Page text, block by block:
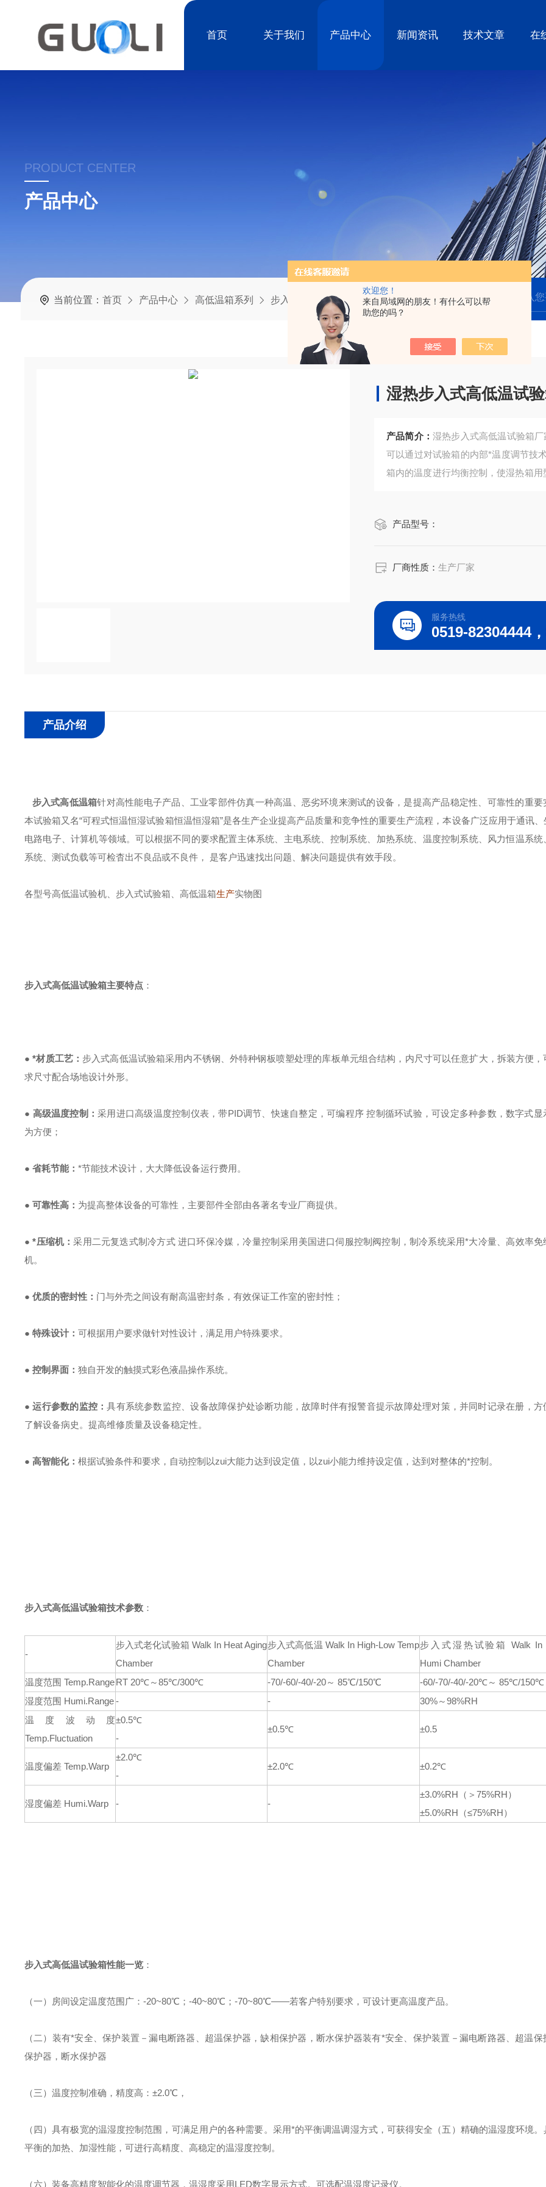
欢迎您！
来自局域网的朋友！有什么可以帮
助您的吗？
首页 关于我们 产品中心 新闻资讯 技术文章 在
PRODUCT CENTER
产品中心
当前位置： 首页 产品中心 高低温箱系列 步入式高低温试验箱 湿热步入式高低温试验箱厂家
湿热步入式高低温试
产品简介：湿热步入式高低温试验箱
可以通过对试验箱的内部*温度调节技
箱内的温度进行均衡控制，使湿热箱
产品型号：
厂商性质：生产厂家
服务热线
产品介绍
步入式高低温箱针对高性能电子产品、工业零部件仿真一种高温、恶劣环境来测试的设备，是提高产品稳定性、可靠性的重要
本试验箱又名“可程式恒温恒湿试验箱恒温恒湿箱”是各生产企业提高产品质量和竞争性的重要生产流程，本设备广泛应用于通讯、
电路电子、计算机等领域。可以根据不同的要求配置主体系统、主电系统、控制系统、加热系统、温度控制系统、风力恒温系统
系统、测试负载等可检杳出不良品或不良件， 是客户迅速找出问题、解决问题提供有效手段。
各型号高低温试验机、步入式试验箱、高低温箱生产实物图
步入式高低温试验箱主要特点 ：
●*材质工艺： 步入式高低温试验箱采用内不锈钢、外特种钢板喷塑处理的库板单元组合结构，内尺寸可以任意扩大，拆装方便，
求尺寸配合场地设计外形。
● 高级温度控制：采用进口高级温度控制仪表，带PID调节、快速自整定，可编程序 控制循环试验，可设定多种参数，数字式显
为方便；
● 省耗节能： *节能技术设计，大大降低设备运行费用。
● 可靠性高： 为提高整体设备的可靠性，主要部件全部由各著名专业厂商提供。
●*压缩机：采用二元复迭式制冷方式 进口环保冷媒，冷量控制采用美国进口伺服控制阀控制，制冷系统采用*大冷量、高效率免
机。
● 优质的密封性： 门与外壳之间设有耐高温密封条，有效保证工作室的密封性；
● 特殊设计： 可根据用户要求做针对性设计，满足用户特殊要求。
● 控制界面： 独自开发的触摸式彩色液晶操作系统。
●运行参数的监控：具有系统参数监控、设备故障保护处诊断功能，故障时伴有报警音提示故障处理对策，并同时记录在册，方
了解设备病史。提高维修质量及设备稳定性。
● 高智能化： 根据试验条件和要求，自动控制以zui大能力达到设定值，以zui小能力维持设定值，达到对整体的*控制。
步入式高低温试验箱技术参数 ：
-
步入式老化试验箱 Walk In Heat Aging
Chamber
步入式高低温 Walk In High-Low Temp
Chamber
步入式湿热试验箱
Walk In
Humi Chamber
温度范围 Temp.RangeRT 20℃～85℃/300℃ -70/-60/-40/-20～ 85℃/150℃
-60/-70/-40/-20℃～ 85℃/150℃
湿度范围 Humi.Range- -
30%～98%RH
温度波动度
Temp.Fluctuation
±0.5℃
-
±0.5℃ ±0.5
温度偏差 Temp.Warp
±2.0℃
-
±2.0℃ ±0.2℃
湿度偏差 Humi.Warp - -
±3.0%RH（＞75%RH）
±5.0%RH（≤75%RH）
步入式高低温试验箱性能一览 ：
（一）房间设定温度范围广：-20~80℃；-40~80℃；-70~80℃——若客户特别要求，可设计更高温度产品。
（二）装有*安全、保护装置－漏电断路器、超温保护器，缺相保护器，断水保护器装有*安全、保护装置－漏电断路器、超温保
保护器，断水保护器
（三）温度控制准确，精度高：±2.0℃，
（四）具有极宽的温湿度控制范围，可满足用户的各种需要。采用*的平衡调温调湿方式，可获得安全（五）精确的温湿度环境。
平衡的加热、加湿性能，可进行高精度、高稳定的温湿度控制。
（六）装备高精度智能化的温度调节器，温湿度采用LED数字显示方式。可选配温湿度记录仪。